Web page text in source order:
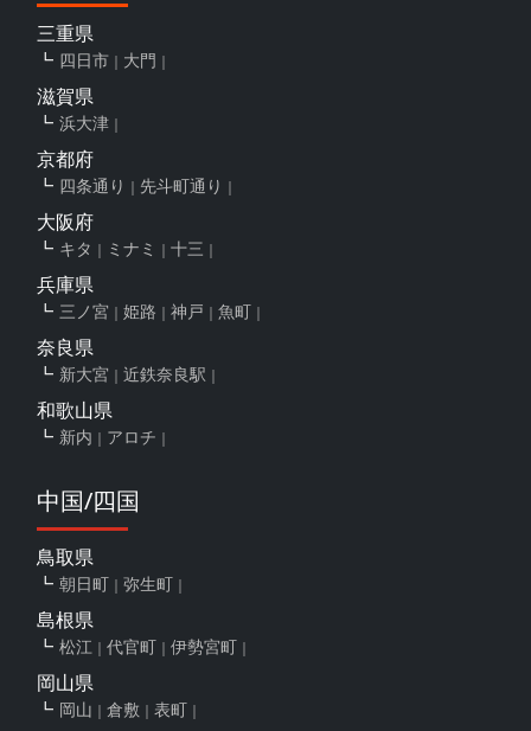
三重県
四日市 大門
滋賀県
浜大津
京都府
四条通り 先斗町通り
大阪府
キタ ミナミ 十三
兵庫県
三ノ宮 姫路 神戸 魚町
奈良県
新大宮 近鉄奈良駅
和歌山県
新内 アロチ
中国/四国
鳥取県
朝日町 弥生町
島根県
松江 代官町 伊勢宮町
岡山県
岡山 倉敷 表町